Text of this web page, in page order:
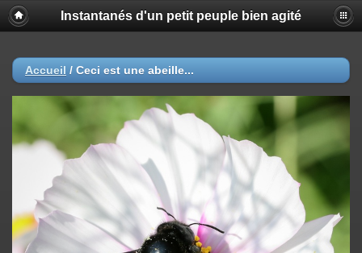
Instantanés d'un petit peuple bien agité
Accueil / Ceci est une abeille...